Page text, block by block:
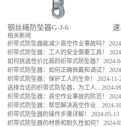
钢丝绳防坠器G-J-6
相关新闻
织带式防坠器能减少高空作业事故吗？
织带式防坠器：工人的安全需要工具！
如何挑选性价比高的织带式防坠器？
2024-
织带式防坠器：如何正确佩戴和调试？
织带式防坠器：保护工人的生命！
2024-11-
选择合适的织带式防坠器，为工人...
2024-
织带式防坠器：高空作业事故的防范！
织带式防坠器：帮您解决高空作业...
2024-
织带式防坠器的操作步骤详解！
2024-05-13
织带式防坠器的材质和耐久性如何？
2024-